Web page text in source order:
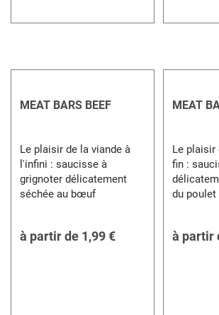
MEAT BARS BEEF
Le plaisir de la viande à
l'infini : saucisse à
grignoter délicatement
séchée au bœuf
à partir de 1,99 €
MEAT
Le plaisir
fin :
du poulet
à partir